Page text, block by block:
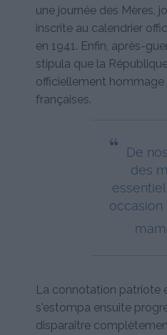
une journée des Mères,
inscrite au calendrier
en 1941. Enfin, après-
stipula que la
officiellement hommage
françaises.
“
De
des
occasion
La connotation patriote
s'estompa ensuite
disparaître